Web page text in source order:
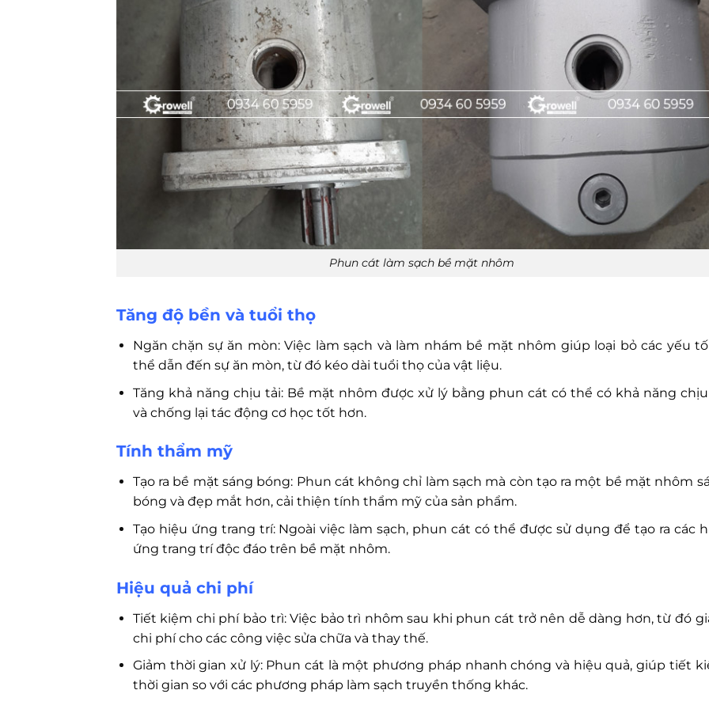
Phun cát làm sạch bề mặt nhôm
Tăng độ bền và tuổi thọ
Ngăn chặn sự ăn mòn: Việc làm sạch và làm nhám bề mặt nhôm giúp loại bỏ các yếu
thể dẫn đến sự ăn mòn, từ đó kéo dài tuổi thọ của vật liệu.
Tăng khả năng chịu tải: Bề mặt nhôm được xử lý bằng phun cát có thể có khả năng
và chống lại tác động cơ học tốt hơn.
Tính thẩm mỹ
Tạo ra bề mặt sáng bóng: Phun cát không chỉ làm sạch mà còn tạo ra một bề mặt nhôm
bóng và đẹp mắt hơn, cải thiện tính thẩm mỹ của sản phẩm.
Tạo hiệu ứng trang trí: Ngoài việc làm sạch, phun cát có thể được sử dụng để tạo ra các
ứng trang trí độc đáo trên bề mặt nhôm.
Hiệu quả chi phí
Tiết kiệm chi phí bảo trì: Việc bảo trì nhôm sau khi phun cát trở nên dễ dàng hơn, từ đó
chi phí cho các công việc sửa chữa và thay thế.
Giảm thời gian xử lý: Phun cát là một phương pháp nhanh chóng và hiệu quả, giúp tiết
thời gian so với các phương pháp làm sạch truyền thống khác.